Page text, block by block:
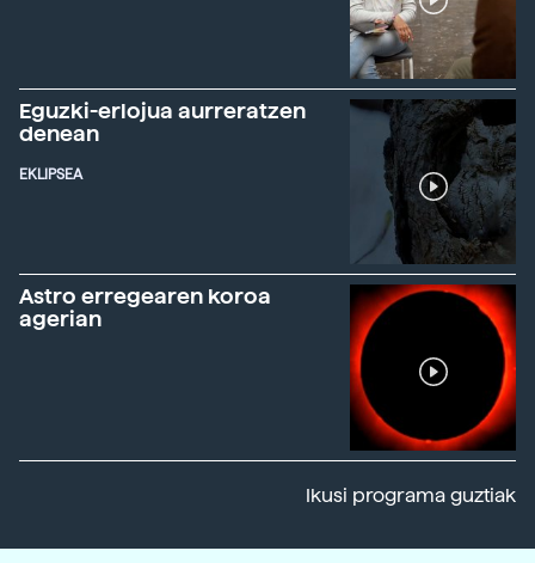
Eguzki-erlojua aurreratzen
denean
EKLIPSEA
Astro erregearen koroa
agerian
Ikusi programa guztiak